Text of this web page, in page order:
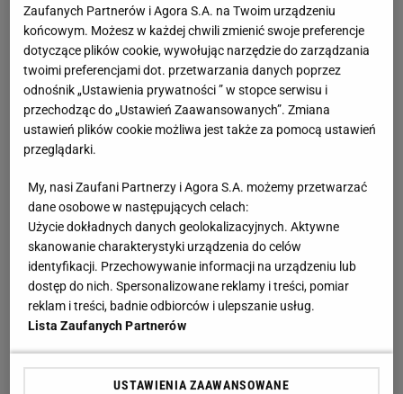
Zaufanych Partnerów i Agora S.A. na Twoim urządzeniu
końcowym. Możesz w każdej chwili zmienić swoje preferencje
dotyczące plików cookie, wywołując narzędzie do zarządzania
twoimi preferencjami dot. przetwarzania danych poprzez
odnośnik „Ustawienia prywatności ” w stopce serwisu i
przechodząc do „Ustawień Zaawansowanych”. Zmiana
ustawień plików cookie możliwa jest także za pomocą ustawień
przeglądarki.
My, nasi Zaufani Partnerzy i Agora S.A. możemy przetwarzać
dane osobowe w następujących celach:
Użycie dokładnych danych geolokalizacyjnych. Aktywne
skanowanie charakterystyki urządzenia do celów
identyfikacji. Przechowywanie informacji na urządzeniu lub
dostęp do nich. Spersonalizowane reklamy i treści, pomiar
reklam i treści, badnie odbiorców i ulepszanie usług.
Lista Zaufanych Partnerów
USTAWIENIA ZAAWANSOWANE